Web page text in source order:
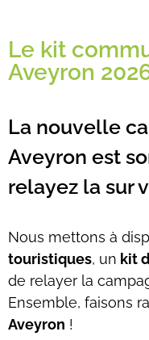
Le kit
Aveyron
La nouvelle
Aveyron est
relayez la sur
Nous mettons à
touristiques, un kit
de relayer la
Ensemble, faisons
Aveyron !